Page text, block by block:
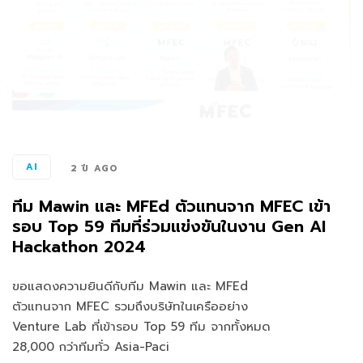
AI 2 ปี AGO
ทีม Mawin และ MFEd ตัวแทนจาก MFEC เข้า
รอบ Top 59 ทีมที่ร่วมแข่งขันในงาน Gen AI
Hackathon 2024
ขอแสดงความยินดีกับทีม Mawin และ MFEd
ตัวแทนจาก MFEC รวมถึงบริษัทในเครืออย่าง
Venture Lab ที่เข้ารอบ Top 59 ทีม จากทั้งหมด
28,000 กว่าทีมทั่ว Asia-Paci